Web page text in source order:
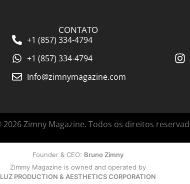
CONTATO
+1 (857) 334-4794
+1 (857) 334-4794
Info@zimnymagazine.com
Zimny Magazine. Todos os direitos
Founder & CEO: Bruno Zimny
Zimmy Magazine is owned and operated by
LUZ PRODUCTION & AESTHETICS CORPORATION